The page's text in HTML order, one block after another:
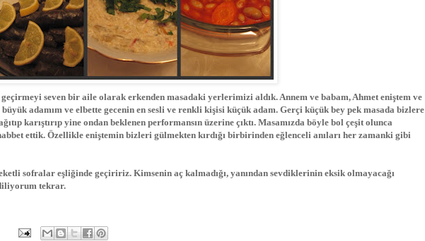
seven bir aile olarak erkenden masadaki yerlerimizi aldık. Annem ve babam, Ahmet eniştem ve
adamım ve elbette gecenin en sesli ve renkli kişisi küçük adam. Gerçi küçük bey pek masada bizlere
karıştırıp yine ondan beklenen performansın üzerine çıktı. Masamızda böyle bol çeşit olunca
ettik. Özellikle eniştemin bizleri gülmekten kırdığı birbirinden eğlenceli anıları her zamanki gibi
sofralar eşliğinde geçiririz. Kimsenin aç kalmadığı, yanından sevdiklerinin eksik olmayacağı
tekrar.